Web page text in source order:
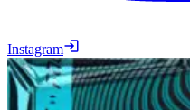
Instagram